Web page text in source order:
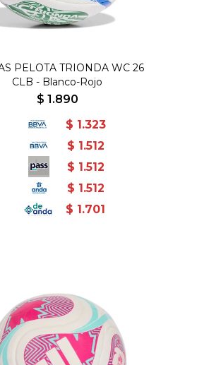
PELOTA TRIONDA WC 26
CLB - Blanco-Rojo
$ 1.890
$ 1.323
$ 1.512
$ 1.512
$ 1.512
$ 1.701